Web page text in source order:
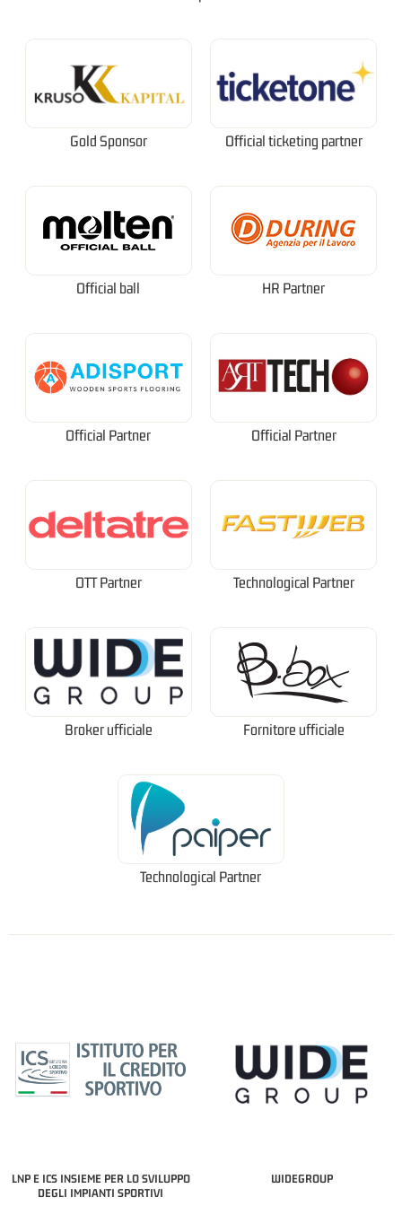
Gold Sponsor Official ticketing partner
Official ball HR Partner
Official Partner Official Partner
OTT Partner Technological Partner
Broker ufficiale Fornitore ufficiale
Technological Partner
LNP E ICS INSIEME PER LO SVILUPPO
DEGLI IMPIANTI SPORTIVI
WIDEGROUP